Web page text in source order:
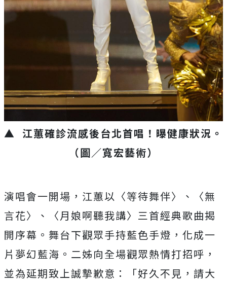
▲ 江蕙確診流感後台北首唱！曝健康狀況。
（圖／寬宏藝術）
演唱會一開場，江蕙以〈等待舞伴〉、〈無
言花〉、〈月娘啊聽我講〉三首經典歌曲揭
開序幕。舞台下觀眾手持藍色手燈，化成一
片夢幻藍海。二姊向全場觀眾熱情打招呼，
並為延期致上誠摯歉意：「好久不見，請大